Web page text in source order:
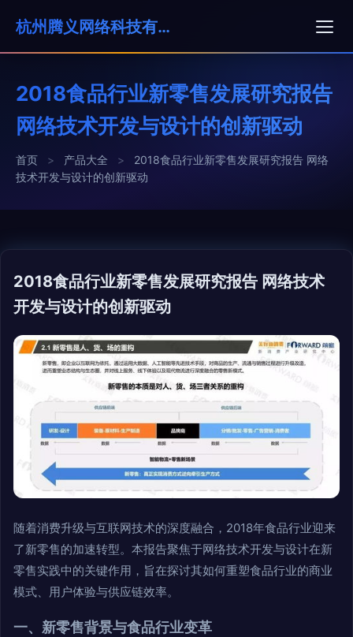
杭州腾义网络科技有限公司
2018食品行业新零售发展研究报告
网络技术开发与设计的创新驱动
首页 > 产品大全 >
2018食品行业新零售发展研究报告 网络
技术开发与设计的创新驱动
2018食品行业新零售发展研究报告 网络技术
开发与设计的创新驱动
随着消费升级与互联网技术的深度融合，2018年食品行业迎来
了新零售的加速转型。本报告聚焦于网络技术开发与设计在新
零售实践中的关键作用，旨在探讨其如何重塑食品行业的商业
模式、用户体验与供应链效率。
一、新零售背景与食品行业变革